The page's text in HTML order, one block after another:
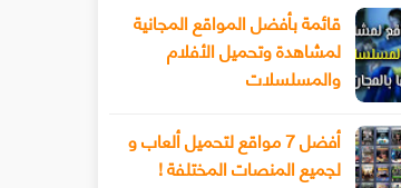
قائمة بأفضل المواقع المجانية
لمشاهدة وتحميل الأفلام
والمسلسلات
أفضل 7 مواقع لتحميل ألعاب و
لجميع المنصات المختلفة !